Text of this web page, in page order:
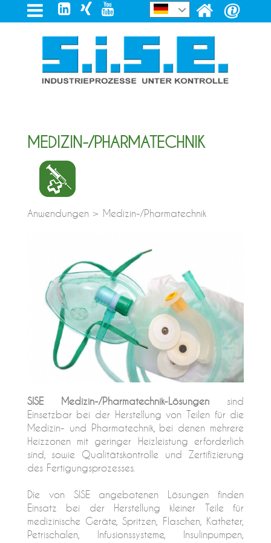
MEDIZIN-/PHARMATECHNIK
Anwendungen > Medizin-/Pharmatechnik
SISE Medizin-/Pharmatechnik-Lösungen sind
Einsetzbar bei der Herstellung von Teilen für die
Medizin- und Pharmatechnik, bei denen mehrere
Heizzonen mit geringer Heizleistung erforderlich
sind, sowie Qualitätskontrolle und Zertifizierung
des Fertigungsprozesses.
Die von SISE angebotenen Lösungen finden
Einsatz bei der Herstellung kleiner Teile für
medizinische Geräte, Spritzen, Flaschen, Katheter,
Petrischalen, Infusionssysteme, Insulinpumpen,